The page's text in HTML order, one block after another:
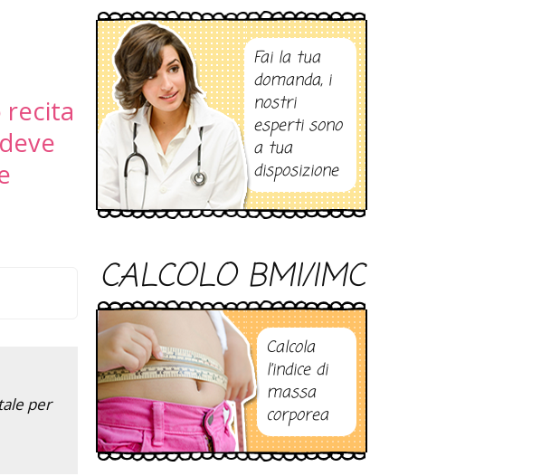
recita
per
Fai la tua
domanda, i
nostri
esperti sono
a tua
disposizione
CALCOLO BMI/IMC
Calcola
l’indice di
massa
corporea